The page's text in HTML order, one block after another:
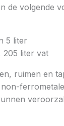
de volgende
5 liter
205 liter vat
ruimen en